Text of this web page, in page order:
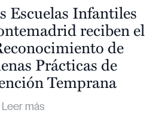
Escuelas Infantiles
reciben el
de
Prácticas de
Temprana